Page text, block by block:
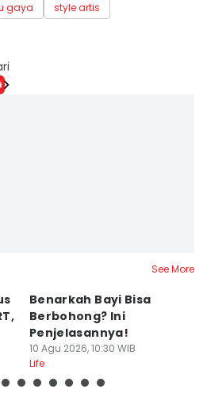
gaya style artis
See More
Benarkah Bayi Bisa
Berbohong? Ini
Penjelasannya!
10 Agu 2026, 10:30 WIB
Life